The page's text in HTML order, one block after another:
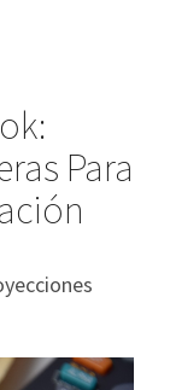
Para